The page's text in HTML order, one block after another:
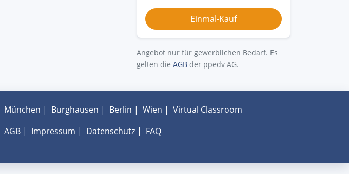
Angebot nur für gewerblichen Bedarf. Es
gelten die AGB der ppedv AG.
München | Burghausen | Berlin | Wien | Virtual Classroom
AGB| Impressum | Datenschutz| FAQ